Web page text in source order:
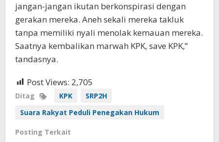
jangan-jangan ikutan berkonspirasi dengan
gerakan mereka. Aneh sekali mereka takluk
tanpa memiliki nyali menolak kemauan mereka.
Saatnya kembalikan marwah KPK, save KPK,”
tandasnya.
Post Views: 2,705
Ditag KPK
SRP2H
Suara Rakyat Peduli Penegakan Hukum
Posting Terkait